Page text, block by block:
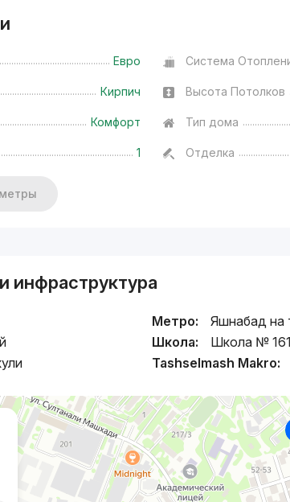
Евро Система
Кирпич Высота Потолков
Комфорт Тип дома
1 Отделка
инфраструктура
Метро:
Яшнабад на
Школа:
Школа №
Tashselmash Makro: